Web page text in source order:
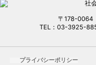
〒178-0064
TEL：03-3925-
プライバシーポリシー